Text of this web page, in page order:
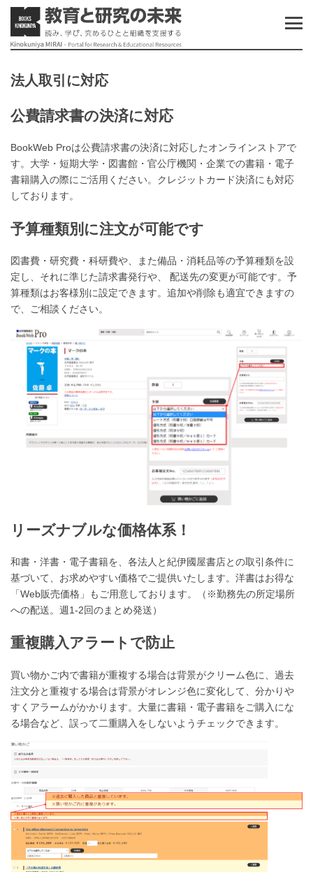
法人取引に対応
公費請求書の決済に対応
BookWeb Proは公費請求書の決済に対応したオンラインストアで
す。大学・短期大学・図書館・官公庁機関・企業での書籍・電子
書籍購入の際にご活用ください。クレジットカード決済にも対応
しております。
予算種類別に注文が可能です
図書費・研究費・科研費や、また備品・消耗品等の予算種類を設
定し、それに準じた請求書発行や、 配送先の変更が可能です。予
算種類はお客様別に設定できます。追加や削除も適宜できますの
で、ご相談ください。
リーズナブルな価格体系！
和書・洋書・電子書籍を、各法人と紀伊國屋書店との取引条件に
基づいて、お求めやすい価格でご提供いたします。洋書はお得な
「Web販売価格」もご用意しております。（※勤務先の所定場所
への配送。週1-2回のまとめ発送）
重複購入アラートで防止
買い物かご内で書籍が重複する場合は背景がクリーム色に、過去
注文分と重複する場合は背景がオレンジ色に変化して、分かりや
すくアラームがかかります。大量に書籍・電子書籍をご購入にな
る場合など、誤って二重購入をしないようチェックできます。